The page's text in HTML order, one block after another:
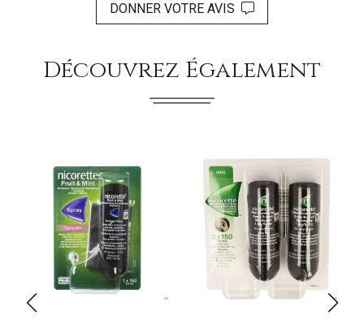
DONNER VOTRE AVIS
Découvrez Également